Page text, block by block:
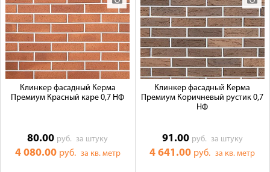
Клинкер фасадный Керма
Премиум Красный каре 0,7 НФ
80.00 руб.за штуку
4 080.00 руб. за кв. метр
Клинкер фасадный Керма
Премиум Коричневый рустик 0,7
НФ
91.00 руб. за штуку
4 641.00 руб.за кв. метр